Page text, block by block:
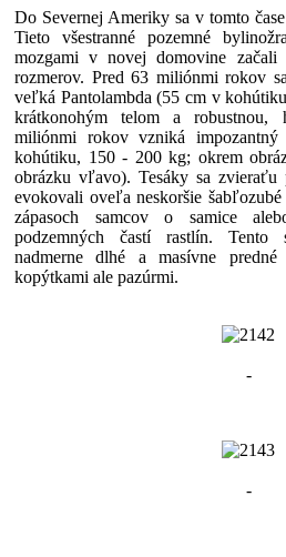
Do Severnej Ameriky sa v tomto
Tieto všestranné pozemné
mozgami v novej domovine začali
rozmerov. Pred 63 miliónmi rokov
veľká Pantolambda (55 cm v
krátkonohým telom a robustnou,
miliónmi rokov vzniká
kohútiku, 150 - 200 kg; okrem
obrázku vľavo). Tesáky sa
evokovali oveľa neskoršie
zápasoch samcov o samice
podzemných častí rastlín. Tento
nadmerne dlhé a masívne
kopýtkami ale pazúrmi.
-
-